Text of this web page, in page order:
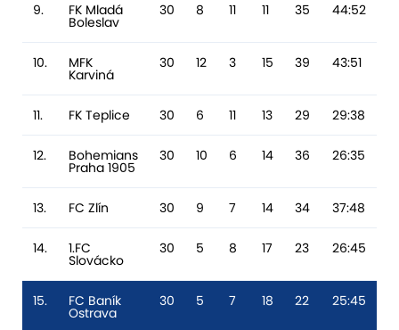
9. FK Mladá
Boleslav
30 8 11 11 35 44:52
10. MFK
Karviná
30 12 3 15 39 43:51
11. FK Teplice 30 6 11 13 29 29:38
12. Bohemians
Praha 1905
30 10 6 14 36 26:35
13. FC Zlín 30 9 7 14 34 37:48
14. 1.FC
Slovácko
30 5 8 17 23 26:45
15. FC Baník
Ostrava
30 5 7 18 22 25:45